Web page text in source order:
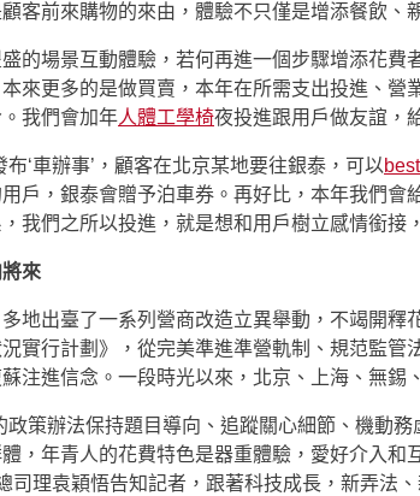
客前來購物的來由，體驗不只僅是增添餐飲、
的場景互動體驗，若何再進一個步驟增添花
來更多的是做買賣，本年在所需支出投進、
我們會加年人體工學椅夜投進跟用戶做友誼，
布‘車辦事’，顧客在北京某地要往銀泰，可以
戶，銀泰會贈予泊車券。再好比，本年我們會
我們之所以投進，就是想和用戶樹立感情銜接
來
地出臺了一系列營商改造立異舉動，不竭開
實行計劃》，從完美準進準營軌制、規范監
注進信念。一段時光以來，北京、上海、無錫
政策辦法保持題目導向、追蹤關心細節、機動
，年青人的花費特色是器重體驗，愛好介入和
司理袁穎悟告知記者，跟著科技成長，新弄法